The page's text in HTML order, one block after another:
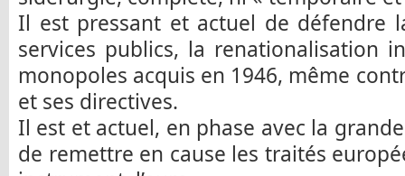
Il est pressant et actuel de défendre
services publics, la renationalisation
monopoles acquis en 1946, même
et ses directives.
Il est et actuel, en phase avec la
de remettre en cause les traités